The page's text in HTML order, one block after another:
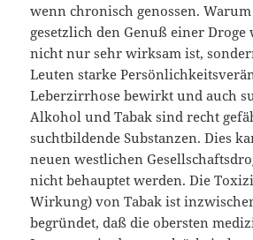
wenn chronisch genossen.
gesetzlich den Genuß einer
nicht nur sehr wirksam ist,
Leuten starke
Leberzirrhose bewirkt und auch
Alkohol und Tabak sind recht
suchtbildende Substanzen. Dies
neuen westlichen
nicht behauptet werden. Die
Wirkung) von Tabak ist
begründet, daß die obersten